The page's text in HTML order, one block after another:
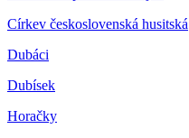
Církev československá husitská
Dubáci
Dubísek
Horačky